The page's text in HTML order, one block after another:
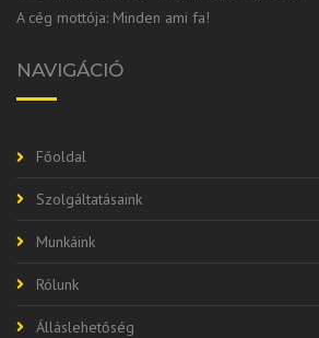
A cég mottója: Minden ami fa!
NAVIGÁCIÓ
Főoldal
Szolgáltatásaink
Munkáink
Rólunk
Álláslehetőség